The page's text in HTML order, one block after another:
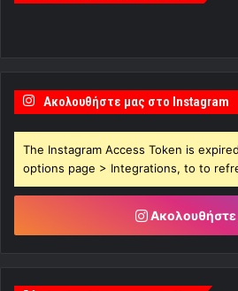
Ακολουθήστε μας στο Instagram
The Instagram Access Token is
options page > Integrations, to to
Ακολουθήστε